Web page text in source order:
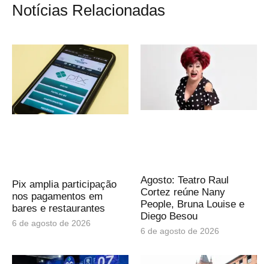
Notícias Relacionadas
Pix amplia participação
nos pagamentos em
bares e restaurantes
6 de agosto de 2026
Agosto: Teatro Raul
Cortez reúne Nany
People, Bruna Louise e
Diego Besou
6 de agosto de 2026